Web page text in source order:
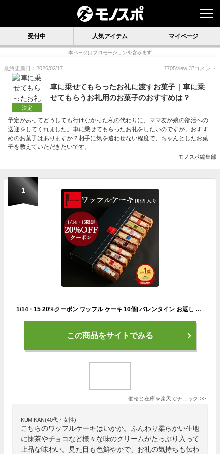
受付中 人気アイテム マイページ
本ページはプロモーションを含みます
最終更新日：2026/02/17 7705View 37コメント
決定
車に乗せてもらったお礼に渡すお菓子｜車に乗
せてもらうお礼用のお菓子のおすすめは？
予定があってどうしても行けなかった私の代わりに、ママ友が娘の部活への
送迎をしてくれました。車に乗せてもらったお礼をしたいのですが、おすす
めのお菓子はありますか？相手に気を遣わせない程度で、ちゃんとしたお菓
子を教えていただきたいです。
モノスポ編集部
1
1/14・15 20%クーポン ワッフル ケーキ 10個| バレンタイン お返し お菓子 洋菓子 ギフト 送料無料 退職 出産内祝い 内祝い 詰め合わせ ワッフルケーキ お取り寄せスイーツ スイーツ 手土産 プレゼント お礼 バレンタインデー 2024 チョコ以外 会社 小分け 産休 誕生日 結婚
この商品をサイトでみる
価格と在庫を楽天でチェック >>
KUMIKAN(40代・女性)
こちらのワッフルケーキはいかが。ふんわり柔らかい生地
に抹茶やチョコなど様々な味のクリームがたっぷり入って
上品な味わい。見た目も色鮮やかで、お礼の気持ちも伝わ